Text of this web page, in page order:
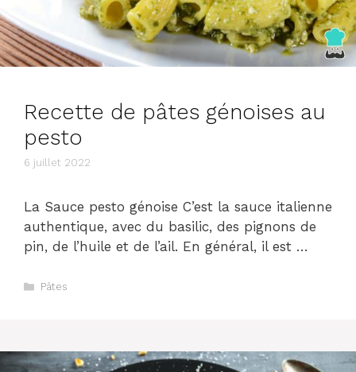
Recette de pâtes génoises au
pesto
6 juillet 2022
La Sauce pesto génoise C’est la sauce italienne
authentique, avec du basilic, des pignons de
pin, de l’huile et de l’ail. En général, il est …
Catégories
Pâtes